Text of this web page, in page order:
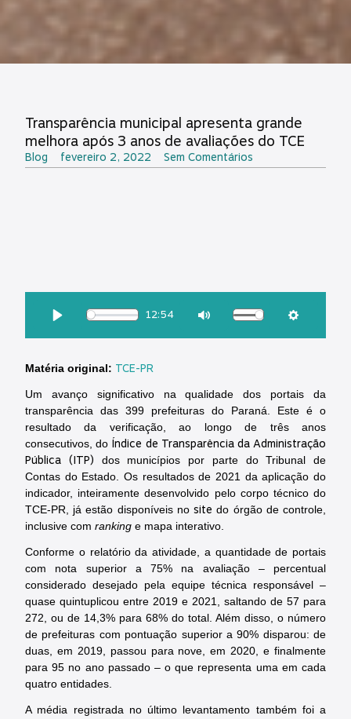
Transparência municipal apresenta grande
melhora após 3 anos de avaliações do TCE
Blog fevereiro 2, 2022 Sem Comentários
12:54
Matéria original: TCE-PR
Um avanço significativo na qualidade dos portais da
transparência das 399 prefeituras do Paraná. Este é o
resultado da verificação, ao longo de três anos
consecutivos, do Índice de Transparência da Administração
Pública (ITP) dos municípios por parte do Tribunal de
Contas do Estado. Os resultados de 2021 da aplicação do
indicador, inteiramente desenvolvido pelo corpo técnico do
TCE-PR, já estão disponíveis nosite do órgão de controle,
inclusive com ranking e mapa interativo.
Conforme o relatório da atividade, a quantidade de portais
com nota superior a 75% na avaliação – percentual
considerado desejado pela equipe técnica responsável –
quase quintuplicou entre 2019 e 2021, saltando de 57 para
272, ou de 14,3% para 68% do total. Além disso, o número
de prefeituras com pontuação superior a 90% disparou: de
duas, em 2019, passou para nove, em 2020, e finalmente
para 95 no ano passado – o que representa uma em cada
quatro entidades.
A média registrada no último levantamento também foi a